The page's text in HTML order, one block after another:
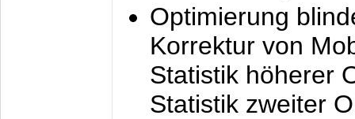
Optimierung
Korrektur von
Statistik höherer
Statistik zweiter